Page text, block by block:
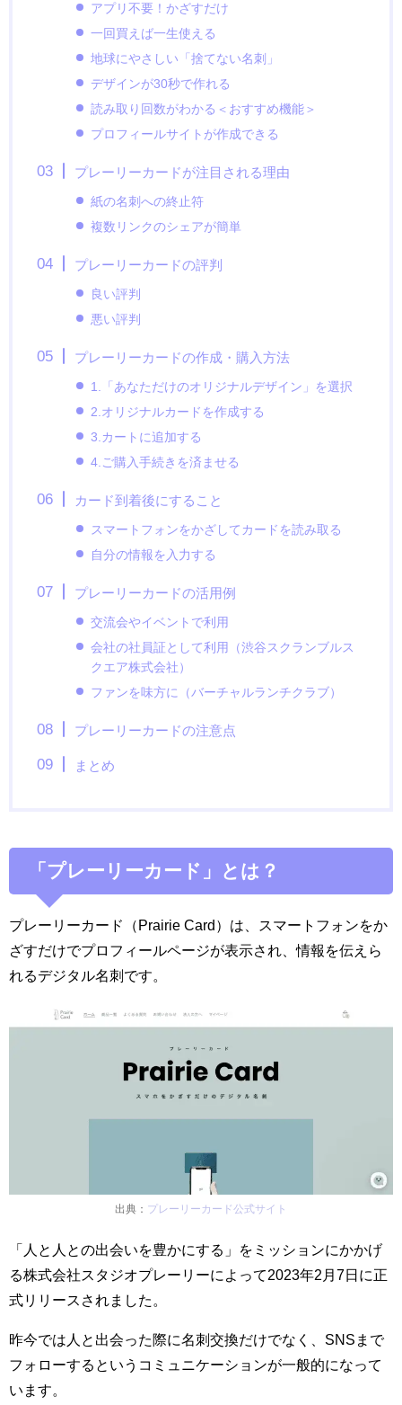
アプリ不要！かざすだけ
一回買えば一生使える
地球にやさしい「捨てない名刺」
デザインが30秒で作れる
読み取り回数がわかる＜おすすめ機能＞
プロフィールサイトが作成できる
プレーリーカードが注目される理由
紙の名刺への終止符
複数リンクのシェアが簡単
プレーリーカードの評判
良い評判
悪い評判
プレーリーカードの作成・購入方法
1.「あなただけのオリジナルデザイン」を選択
2.オリジナルカードを作成する
3.カートに追加する
4.ご購入手続きを済ませる
カード到着後にすること
スマートフォンをかざしてカードを読み取る
自分の情報を入力する
プレーリーカードの活用例
交流会やイベントで利用
会社の社員証として利用（渋谷スクランブルス
クエア株式会社）
ファンを味方に（バーチャルランチクラブ）
プレーリーカードの注意点
まとめ
「プレーリーカード」とは？
プレーリーカード（Prairie Card）は、スマートフォンをか
ざすだけでプロフィールページが表示され、情報を伝えら
れるデジタル名刺です。
出典： プレーリーカード公式サイト
「人と人との出会いを豊かにする」をミッションにかかげ
る株式会社スタジオプレーリーによって2023年2月7日に正
式リリースされました。
昨今では人と出会った際に名刺交換だけでなく、SNSまで
フォローするというコミュニケーションが一般的になって
います。